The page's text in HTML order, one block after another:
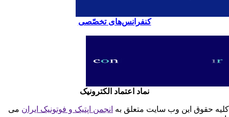
کنفرانس‌های تخصّصی
نماد اعتماد الکترونیک
حقوق این وب سایت متعلق بهانجمن اپتیک و فوتونیک ایران می